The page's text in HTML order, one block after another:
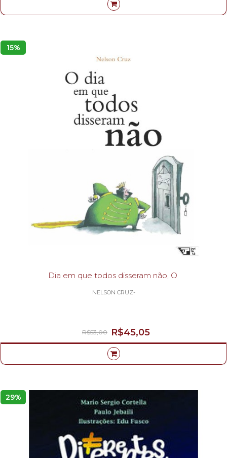
15%
Dia em que todos disseram não, O
NELSON CRUZ-
R$45,05
R$53,00
29%